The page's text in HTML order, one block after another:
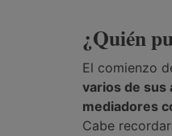
¿Quién
El comienzo
varios de sus
mediadores
Cabe